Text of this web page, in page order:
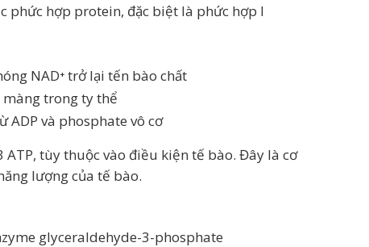
phức hợp protein, đặc biệt là phức hợp I
NAD⁺ trở lại tến bào chất
trong ty thể
ADP và phosphate vô cơ
tùy thuộc vào điều kiện tế bào. Đây là cơ
lượng của tế bào.
glyceraldehyde-3-phosphate